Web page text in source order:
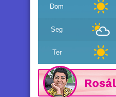
Dom
Seg
Ter